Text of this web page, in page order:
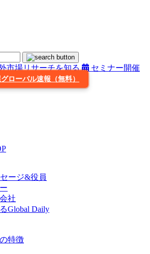
市場リサーチを知る
セミナー開催
ローバル速報（無料）
ージ&役員
社
Global Daily
特徴